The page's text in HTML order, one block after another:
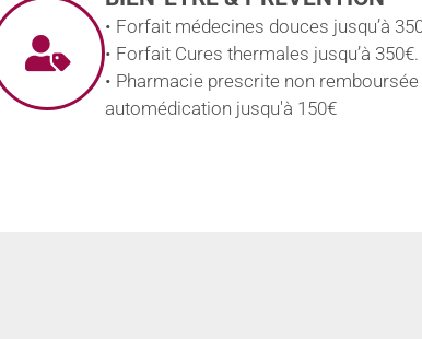
• Forfait médecines douces jusqu’à
• Forfait Cures thermales jusqu’à 350€.
• Pharmacie prescrite non
automédication jusqu'à 150€